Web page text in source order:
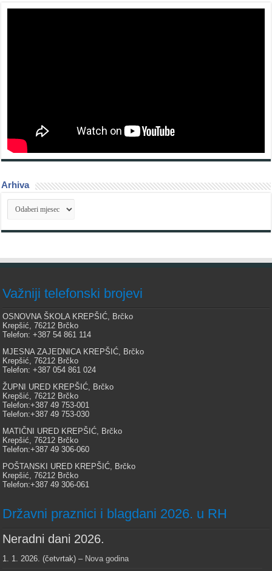
Arhiva
Arhiva
Važniji telefonski brojevi
OSNOVNA ŠKOLA KREPŠIĆ, Brčko
Krepšić, 76212 Brčko
Telefon: +387 54 861 114
MJESNA ZAJEDNICA KREPŠIĆ, Brčko
Krepšić, 76212 Brčko
Telefon: +387 054 861 024
ŽUPNI URED KREPŠIĆ, Brčko
Krepšić, 76212 Brčko
Telefon:+387 49 753-001
Telefon:+387 49 753-030
MATIČNI URED KREPŠIĆ, Brčko
Krepšić, 76212 Brčko
Telefon:+387 49 306-060
POŠTANSKI URED KREPŠIĆ, Brčko
Krepšić, 76212 Brčko
Telefon:+387 49 306-061
Državni praznici i blagdani 2026. u RH
Neradni dani 2026.
1. 1. 2026. (četvrtak) – Nova godina